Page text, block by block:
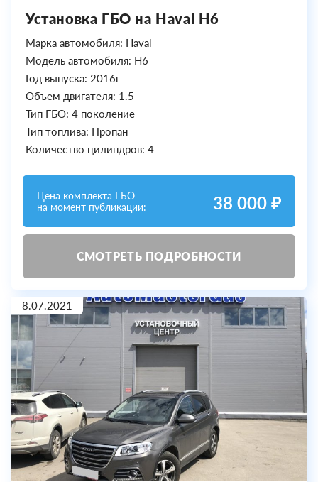
Установка ГБО на Haval H6
Марка автомобиля: Haval
Модель автомобиля: H6
Год выпуска: 2016г
Объем двигателя: 1.5
Тип ГБО: 4 поколение
Тип топлива: Пропан
Количество цилиндров: 4
Цена комплекта ГБО
на момент публикации:
38 000 ₽
СМОТРЕТЬ ПОДРОБНОСТИ
8.07.2021